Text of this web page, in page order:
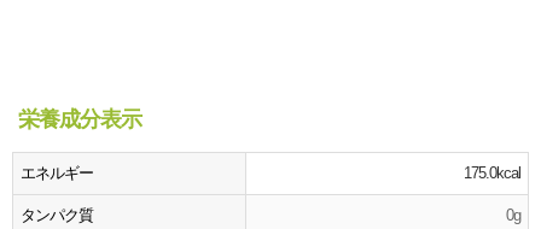
栄養成分表示
エネルギー 175.0kcal
タンパク質 0g